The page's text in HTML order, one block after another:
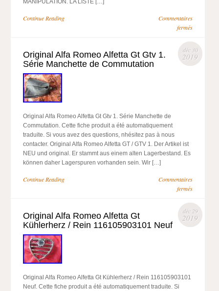
MANIPULATION. LA LISTE […]
Continue Reading
Commentaires
fermés
déc 30
2019
Original Alfa Romeo Alfetta Gt Gtv 1.
Série Manchette de Commutation
Original Alfa Romeo Alfetta Gt Gtv 1. Série Manchette de
Commutation. Cette fiche produit a été automatiquement
traduite. Si vous avez des questions, nhésitez pas à nous
contacter. Original Alfa Romeo Alfetta GT / GTV 1. Der Artikel ist
NEU und original. Er stammt aus einem alten Lagerbestand. Es
können daher Lagerspuren vorhanden sein. Wir […]
Continue Reading
Commentaires
fermés
déc 29
2019
Original Alfa Romeo Alfetta Gt
Kühlerherz / Rein 116105903101 Neuf
Original Alfa Romeo Alfetta Gt Kühlerherz / Rein 116105903101
Neuf. Cette fiche produit a été automatiquement traduite. Si